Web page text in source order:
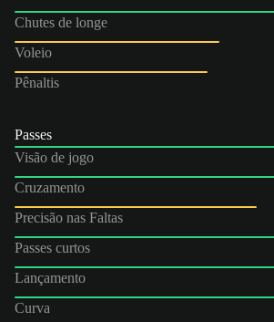
Chutes de longe
Voleio
Pênaltis
Passes
Visão de jogo
Cruzamento
Precisão nas Faltas
Passes curtos
Lançamento
Curva